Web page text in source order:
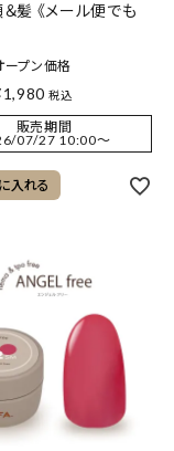
髪 《メール便でも
ープン価格
1,980 税込
販売期間
07/27 10:00〜
入れる